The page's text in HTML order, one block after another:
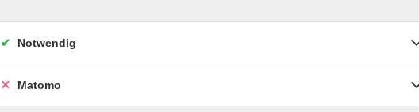
Notwendig
Matomo